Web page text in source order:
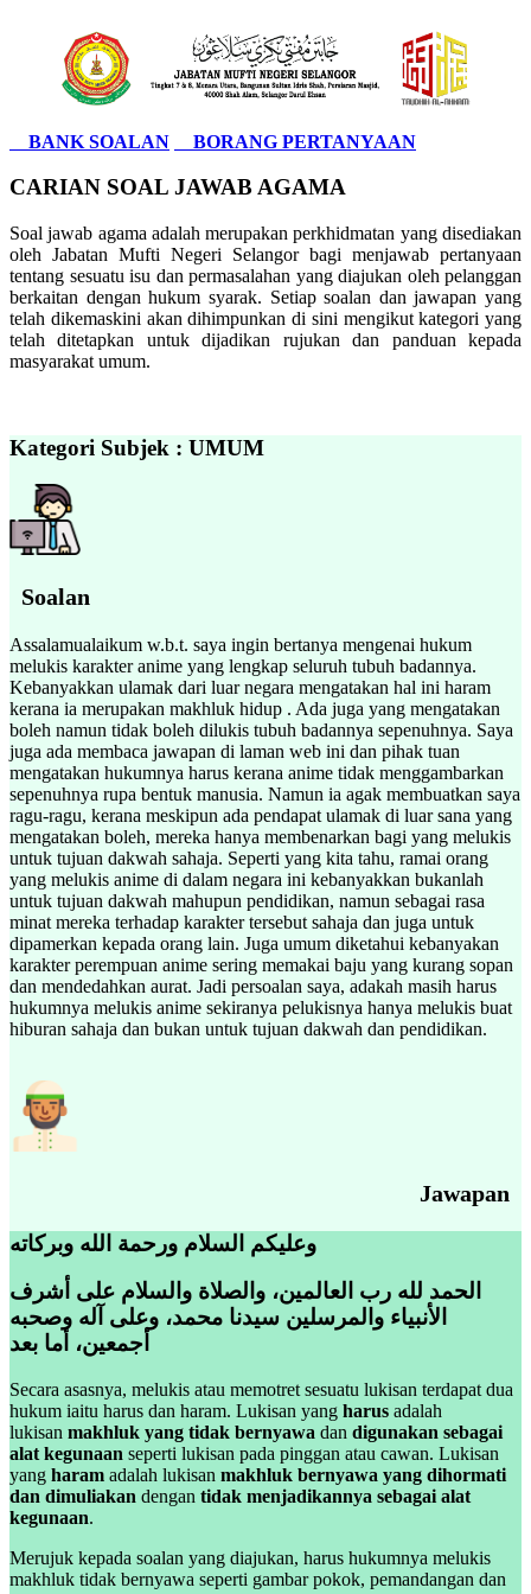
BANK SOALAN BORANG PERTANYAAN
CARIAN SOAL JAWAB AGAMA
Soal jawab agama adalah merupakan perkhidmatan yang disediakan
oleh Jabatan Mufti Negeri Selangor bagi menjawab pertanyaan
tentang sesuatu isu dan permasalahan yang diajukan oleh pelanggan
berkaitan dengan hukum syarak. Setiap soalan dan jawapan yang
telah dikemaskini akan dihimpunkan di sini mengikut kategori yang
telah ditetapkan untuk dijadikan rujukan dan panduan kepada
masyarakat umum.
Kategori Subjek : UMUM
Soalan
Assalamualaikum w.b.t. saya ingin bertanya mengenai hukum
melukis karakter anime yang lengkap seluruh tubuh badannya.
Kebanyakkan ulamak dari luar negara mengatakan hal ini haram
kerana ia merupakan makhluk hidup . Ada juga yang mengatakan
boleh namun tidak boleh dilukis tubuh badannya sepenuhnya. Saya
juga ada membaca jawapan di laman web ini dan pihak tuan
mengatakan hukumnya harus kerana anime tidak menggambarkan
sepenuhnya rupa bentuk manusia. Namun ia agak membuatkan saya
ragu-ragu, kerana meskipun ada pendapat ulamak di luar sana yang
mengatakan boleh, mereka hanya membenarkan bagi yang melukis
untuk tujuan dakwah sahaja. Seperti yang kita tahu, ramai orang
yang melukis anime di dalam negara ini kebanyakkan bukanlah
untuk tujuan dakwah mahupun pendidikan, namun sebagai rasa
minat mereka terhadap karakter tersebut sahaja dan juga untuk
dipamerkan kepada orang lain. Juga umum diketahui kebanyakan
karakter perempuan anime sering memakai baju yang kurang sopan
dan mendedahkan aurat. Jadi persoalan saya, adakah masih harus
hukumnya melukis anime sekiranya pelukisnya hanya melukis buat
hiburan sahaja dan bukan untuk tujuan dakwah dan pendidikan.
Jawapan
وعليكم السلام ورحمة الله وبركاته
الحمد لله رب العالمين، والصلاة والسلام على أشرف
الأنبياء والمرسلين سيدنا محمد، وعلى آله وصحبه
أجمعين، أما بعد
Secara asasnya, melukis atau memotret sesuatu lukisan terdapat dua
hukum iaitu harus dan haram. Lukisan yang harus adalah
lukisan makhluk yang tidak bernyawa dan digunakan sebagai
alat kegunaan seperti lukisan pada pinggan atau cawan. Lukisan
yang haram adalah lukisan makhluk bernyawa yang dihormati
dan dimuliakan dengan tidak menjadikannya sebagai alat
kegunaan.
Merujuk kepada soalan yang diajukan, harus hukumnya melukis
makhluk tidak bernyawa seperti gambar pokok, pemandangan dan